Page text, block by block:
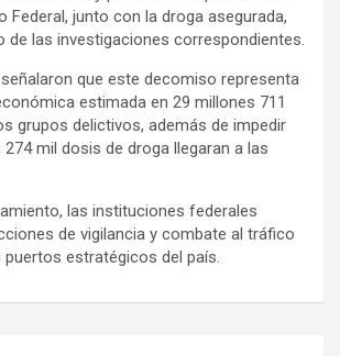
Federal, junto con la droga asegurada,
de las investigaciones correspondientes.
que este decomiso representa
estimada en 29 millones 711
grupos delictivos, además de impedir
mil dosis de droga llegaran a las
las instituciones federales
de vigilancia y combate al tráfico
estratégicos del país.